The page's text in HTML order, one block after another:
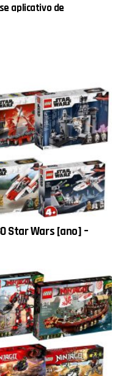
aplicativo de
Star Wars [ano] –